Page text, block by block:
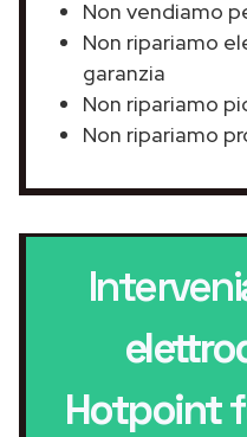
Non vendiamo
Non ripariamo
garanzia
Non ripariamo
Non ripariamo
Hotpoint